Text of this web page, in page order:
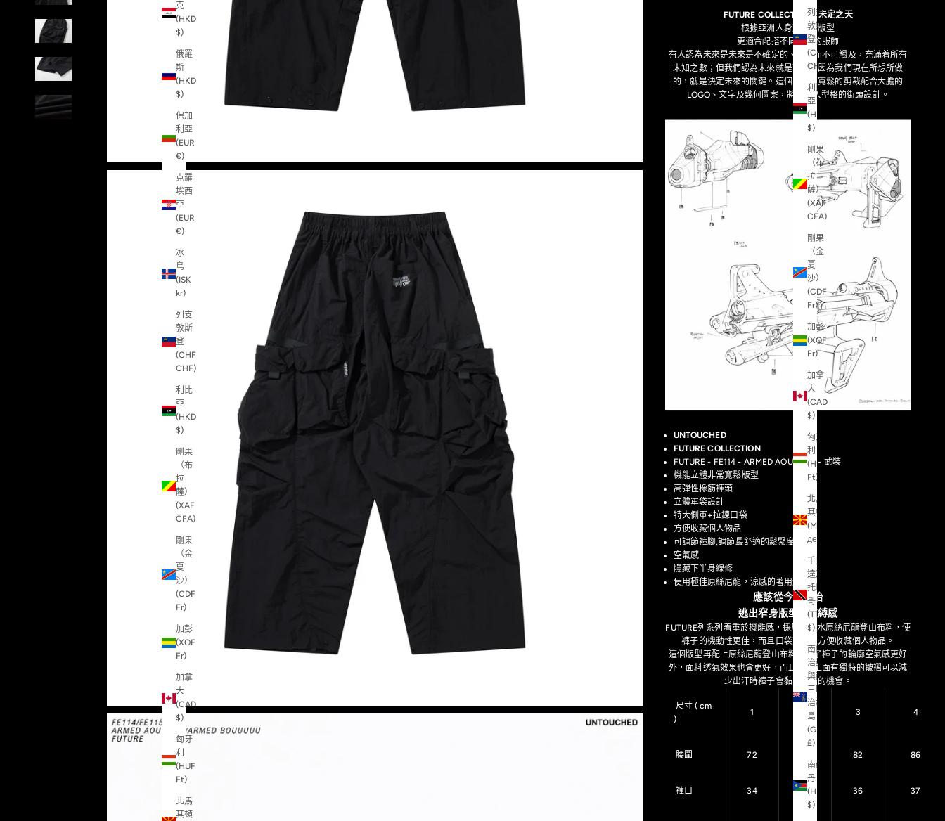
列支
敦斯
登
(CHF
CHF)
利比
亞
(HKD
$)
剛果
（布
拉
薩）
(XAF
CFA)
剛果
（金
夏
沙）
(CDF
Fr)
加彭
(XOF
Fr)
加拿
大
(CAD
$)
匈牙
利
(HUF
Ft)
北馬
其頓
(MKD
ден)
千里
達及
托巴
哥
(TTD
$)
南喬
治亞
與南
三明
治群
島
(GBP
£)
南蘇
丹
(HKD
$)
克
(HKD
$)
俄羅
斯
(HKD
$)
保加
利亞
(EUR
€)
克羅
埃西
亞
(EUR
€)
冰
島
(ISK
kr)
列支
敦斯
登
(CHF
CHF)
利比
亞
(HKD
$)
剛果
（布
拉
薩）
(XAF
CFA)
剛果
（金
夏
沙）
(CDF
Fr)
加彭
(XOF
Fr)
加拿
大
(CAD
$)
匈牙
利
(HUF
Ft)
北馬
其頓
FUTURE COLLECTION - 未定之天
根據亞洲人身形設計版型
更適合配搭不同流行的服飾
有人認為未來是未來是不確定的、遙遠而不可觸及，充滿着所有
未知之數；但我們認為未來就是現在，因為我們現在所想所做
的，就是決定未來的關鍵。這個系列以寬鬆的剪裁配合大膽的
LOGO、文字及幾何圖案，將此融入型格的街頭設計。
UNTOUCHED
FUTURE COLLECTION
FUTURE - FE114 - ARMED AOUUUUU - 武裝
機能立體非常寬鬆版型
高彈性橡筋褲頭
立體軍袋設計
特大側軍+拉鍊口袋
方便收藏個人物品
可調節褲腳,調節最舒適的鬆緊度
空氣感
隱藏下半身線條
使用極佳原絲尼龍，涼感的著用體驗
應該從今日開始
逃出窄身版型的束縛感
FUTURE列系列着重於機能感，採用防潑水原絲尼龍登山布料，使
褲子的機動性更佳，而且口袋更大，方便收藏個人物品。
這個版型再配上原絲尼龍登山布料，除了褲子的輪廓空氣感更好
外，面料透氣效果也會更好，而且面料上面有獨特的皺褶可以減
少出汗時褲子會黏着皮膚的機會。
尺寸 ( cm
)
1 3 4
腰圍 72 82 86
褲口 34 35 36 37